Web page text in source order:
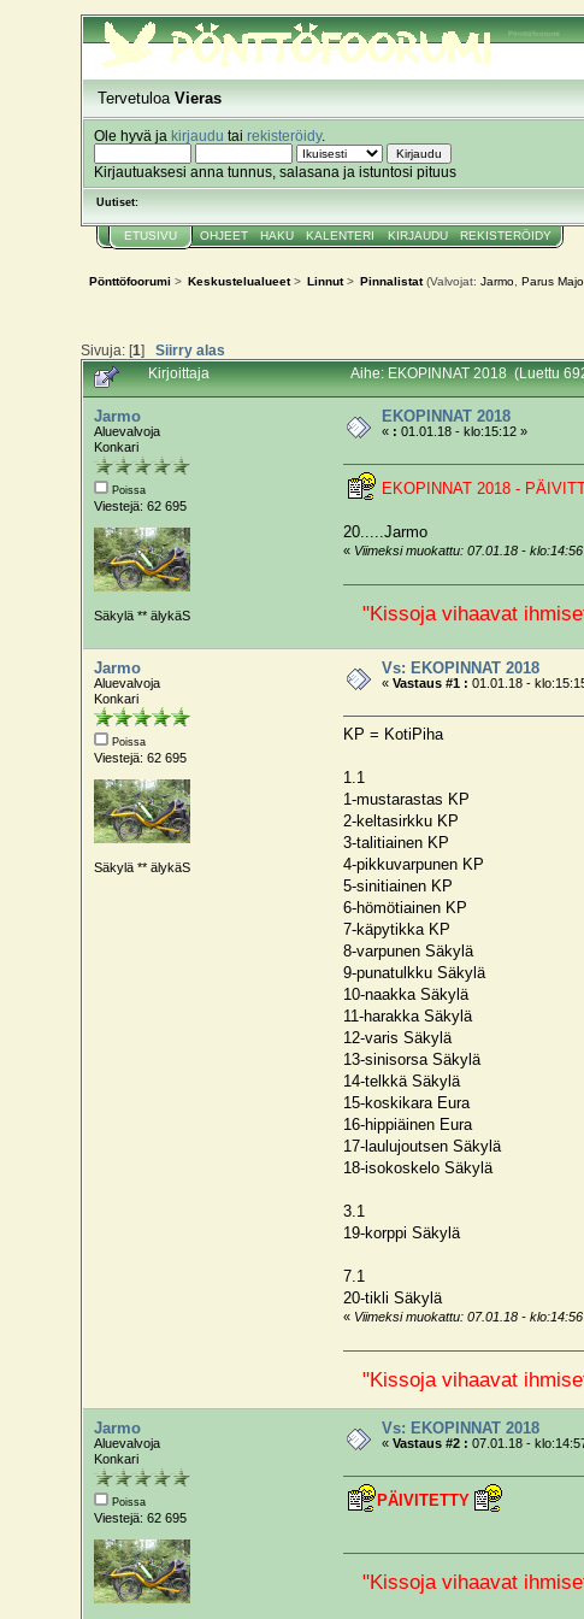
Pönttöfoorumi
TervetuloaVieras
Ole hyvä ja kirjaudu tai rekisteröidy.
Kirjautuaksesi anna tunnus, salasana ja istuntosi pituus
Uutiset:
ETUSIVU OHJEET HAKU KALENTERI KIRJAUDU REKISTERÖIDY
Pönttöfoorumi > Keskustelualueet> Linnut> Pinnalistat(Valvojat:Jarmo ,Parus
Sivuja: [1]Siirry alas
Kirjoittaja Aihe: EKOPINNAT 2018 (Luettu
Jarmo
Aluevalvoja
Konkari
Poissa
Viestejä: 62 695
Säkylä ** älykäS
EKOPINNAT 2018
« : 01.01.18 - klo:15:12 »
EKOPINNAT 2018 -
20.....Jarmo
« Viimeksi muokattu: 07.01.18 -
"Kissoja vihaavat
Jarmo
Aluevalvoja
Konkari
Poissa
Viestejä: 62 695
Säkylä ** älykäS
Vs: EKOPINNAT 2018
«Vastaus #1 : 01.01.18 -
KP = KotiPiha
1.1
1-mustarastas KP
2-keltasirkku KP
3-talitiainen KP
4-pikkuvarpunen KP
5-sinitiainen KP
6-hömötiainen KP
7-käpytikka KP
8-varpunen Säkylä
9-punatulkku Säkylä
10-naakka Säkylä
11-harakka Säkylä
12-varis Säkylä
13-sinisorsa Säkylä
14-telkkä Säkylä
15-koskikara Eura
16-hippiäinen Eura
17-laulujoutsen Säkylä
18-isokoskelo Säkylä
3.1
19-korppi Säkylä
7.1
20-tikli Säkylä
« Viimeksi muokattu: 07.01.18 -
"Kissoja vihaavat
Jarmo
Aluevalvoja
Konkari
Poissa
Viestejä: 62 695
Vs: EKOPINNAT 2018
«Vastaus #2 : 07.01.18 -
PÄIVITETTY
"Kissoja vihaavat